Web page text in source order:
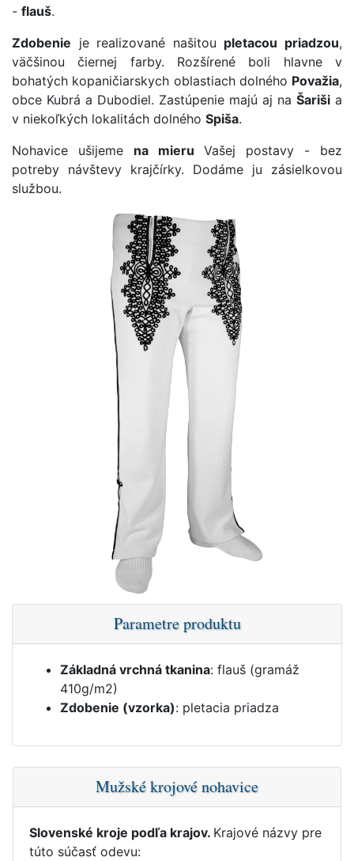
- flauš.
Zdobenie je realizované našitou pletacou priadzou,
väčšinou čiernej farby. Rozšírené boli hlavne v
bohatých kopaničiarskych oblastiach dolného Považia,
obce Kubrá a Dubodiel. Zastúpenie majú aj na Šariši a
v niekoľkých lokalitách dolného Spiša.
Nohavice ušijeme na mieru Vašej postavy - bez
potreby návštevy krajčírky. Dodáme ju zásielkovou
službou.
Parametre produktu
Základná vrchná tkanina: flauš (gramáž
410g/m2)
Zdobenie (vzorka): pletacia priadza
Mužské krojové nohavice
Slovenské kroje podľa krajov. Krajové názvy pre
túto súčasť odevu: